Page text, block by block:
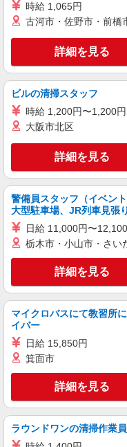
時給 1,065円
古河市・佐野市・前橋
詳細を見る
ビルの清掃スタッフ
時給 1,200円〜1,200円
大阪市北区
詳細を見る
警備員スタッフ（イベン
大型駐車場、JR列車見張
日給 11,000円〜
栃木市・小山市・さい
詳細を見る
マイクロバスにて教習所
イバー
日給 15,850円
箕面市
詳細を見る
ラウンドワンの清掃作業員